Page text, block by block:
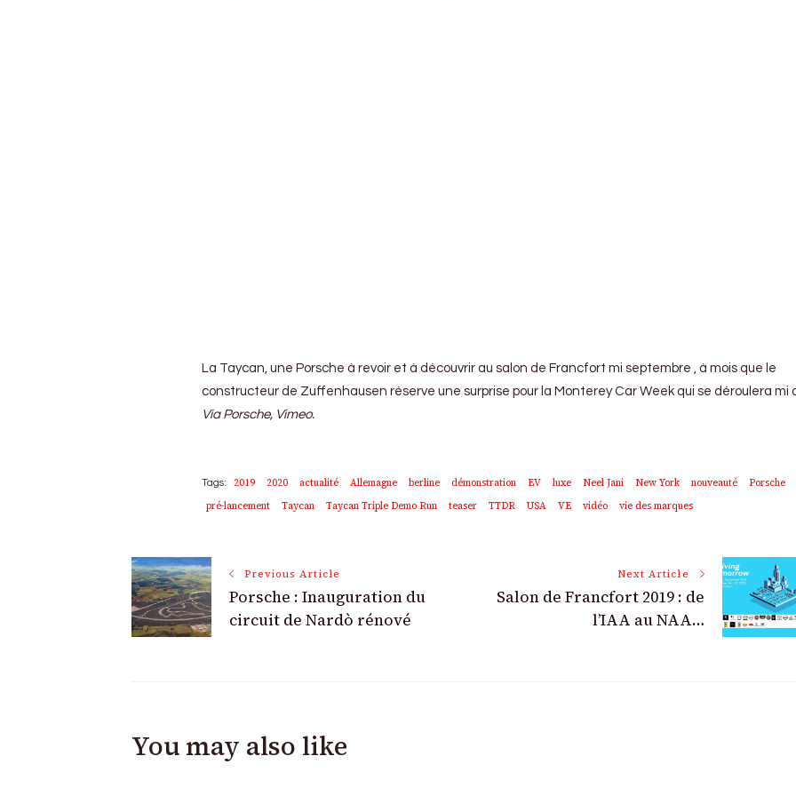
https://vimeo.com/348120603
La Taycan, une Porsche à revoir et à découvrir au salon de Francfort mi septembre , à mois que le
constructeur de Zuffenhausen réserve une surprise pour la Monterey Car Week qui se déroulera mi
Via Porsche, Vimeo.
Tags: 2019 2020 actualité Allemagne berline démonstration EV luxe Neel Jani New York nouveauté
Porsche
pré-lancement
Taycan Taycan Triple Demo Run teaser TTDR USA VE vidéo vie des marques
Post
Navigation
Previous Article
Porsche : Inauguration du
circuit de Nardò rénové
Next Article
Salon de Francfort 2019 : de
l’IAA au NAA…
You may also like